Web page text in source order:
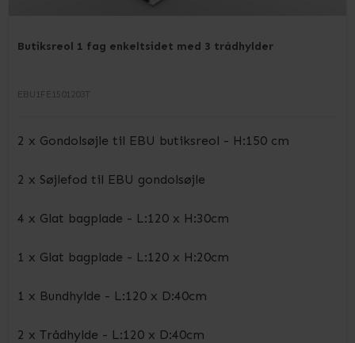
Butiksreol 1 fag enkeltsidet med 3 trådhylder
EBU1FE1501203T
2 x Gondolsøjle til EBU butiksreol - H:150 cm
2 x Søjlefod til EBU gondolsøjle
4 x Glat bagplade - L:120 x H:30cm
1 x Glat bagplade - L:120 x H:20cm
1 x Bundhylde - L:120 x D:40cm
2 x Trådhylde - L:120 x D:40cm